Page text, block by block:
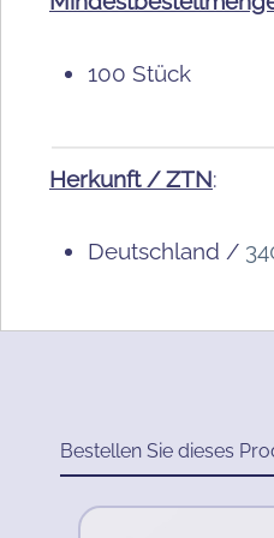
100 Stück
Herkunft / ZTN:
Deutschland /
Bestellen Sie dieses